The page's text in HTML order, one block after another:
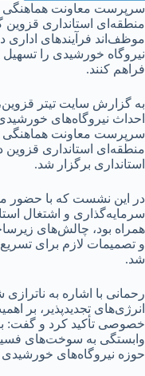
سرپرست معاونت هماهنگی
منطقه‌ای استانداری
موظف‌اند فرآیندهای
نیروگاه خورشیدی را
فراهم کنند.
به گزارش سایت تیتر
احداث نیروگاه‌های
سرپرست معاونت هماهنگی
منطقه‌ای استانداری قزوین
استانداری برگزار شد.
در این نشست که با حضور
سرمایه‌گذاری و اشتغال
همراه بود، چالش‌های
و تصمیمات لازم برای
شد.
رحمانی با اشاره به
انرژی‌های تجدیدپذیر، بر
خصوصی تأکید کرد و گفت:
وابستگی به سوخت‌های
حوزه نیروگاه‌های